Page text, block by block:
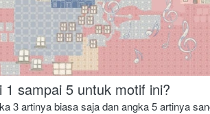
1 sampai 5 untuk motif ini?
3 artinya biasa saja dan angka 5 artinya